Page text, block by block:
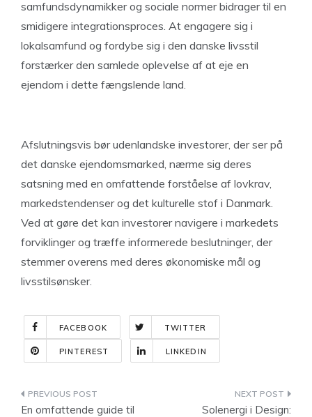
samfundsdynamikker og sociale normer bidrager til en
smidigere integrationsproces. At engagere sig i
lokalsamfund og fordybe sig i den danske livsstil
forstærker den samlede oplevelse af at eje en
ejendom i dette fængslende land.
Afslutningsvis bør udenlandske investorer, der ser på
det danske ejendomsmarked, nærme sig deres
satsning med en omfattende forståelse af lovkrav,
markedstendenser og det kulturelle stof i Danmark.
Ved at gøre det kan investorer navigere i markedets
forviklinger og træffe informerede beslutninger, der
stemmer overens med deres økonomiske mål og
livsstilsønsker.
FACEBOOK TWITTER
PINTEREST LINKEDIN
Indlægsnavigation
En omfattende guide til
Solenergi i Design: